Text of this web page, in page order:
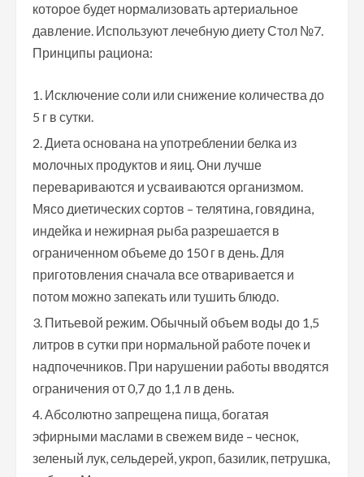
которое будет нормализовать артериальное
давление. Используют лечебную диету Стол №7.
Принципы рациона:
Исключение соли или снижение количества до
5 г в сутки.
Диета основана на употреблении белка из
молочных продуктов и яиц. Они лучше
перевариваются и усваиваются организмом.
Мясо диетических сортов – телятина, говядина,
индейка и нежирная рыба разрешается в
ограниченном объеме до 150 г в день. Для
приготовления сначала все отваривается и
потом можно запекать или тушить блюдо.
Питьевой режим. Обычный объем воды до 1,5
литров в сутки при нормальной работе почек и
надпочечников. При нарушении работы вводятся
ограничения от 0,7 до 1,1 л в день.
Абсолютно запрещена пища, богатая
эфирными маслами в свежем виде – чеснок,
зеленый лук, сельдерей, укроп, базилик, петрушка,